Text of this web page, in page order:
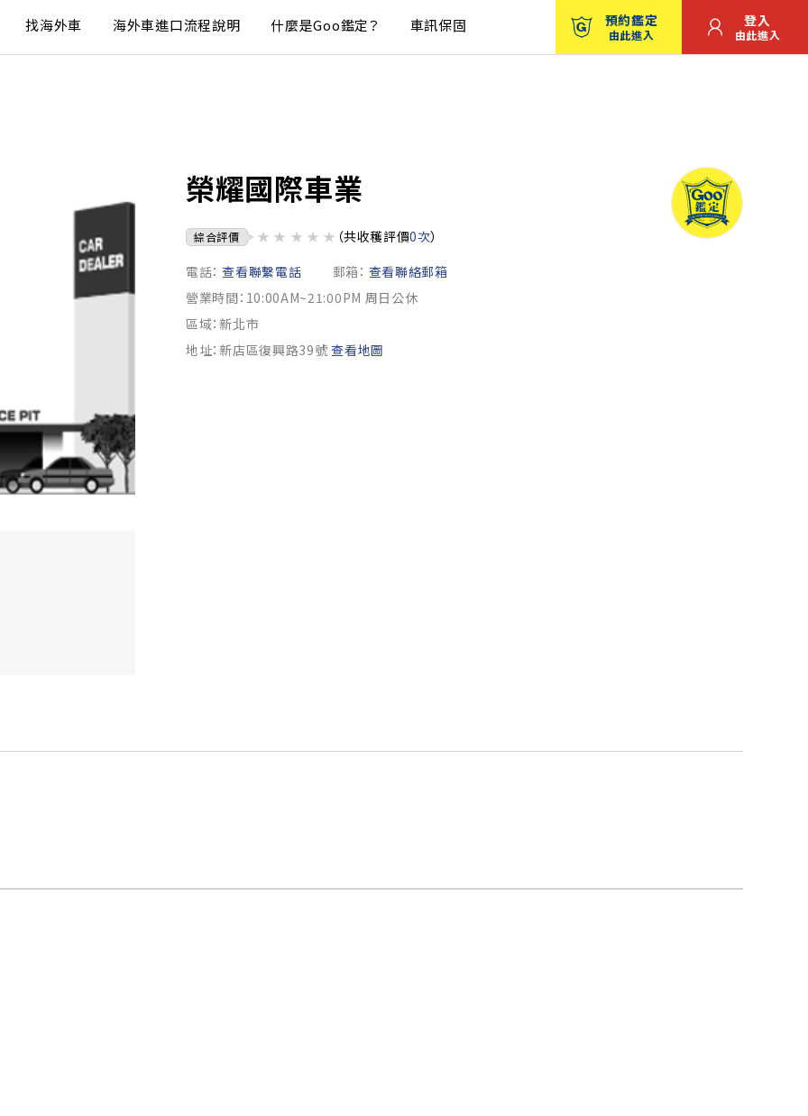
找海外車 海外車進口流程說明 什麼是Goo鑑定？ 車訊保固 預約鑑定
由此進入
登入
由此進入
榮耀國際車業
綜合評價 ★ ★ ★ ★ ★ （共收穫評價0次）
電話： 查看聯繫電話 郵箱： 查看聯絡郵箱
營業時間：10:00AM~21:00PM 周日公休
區域：新北市
地址：新店區復興路39號查看地圖